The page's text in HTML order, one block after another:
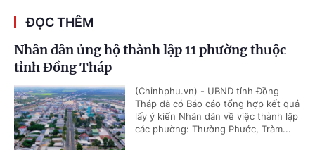
ĐỌC THÊM
Nhân dân ủng hộ thành lập 11 phường thuộc
tỉnh Đồng Tháp
(Chinhphu.vn) - UBND tỉnh Đồng
Tháp đã có Báo cáo tổng hợp kết quả
lấy ý kiến Nhân dân về việc thành lập
các phường: Thường Phước, Tràm...